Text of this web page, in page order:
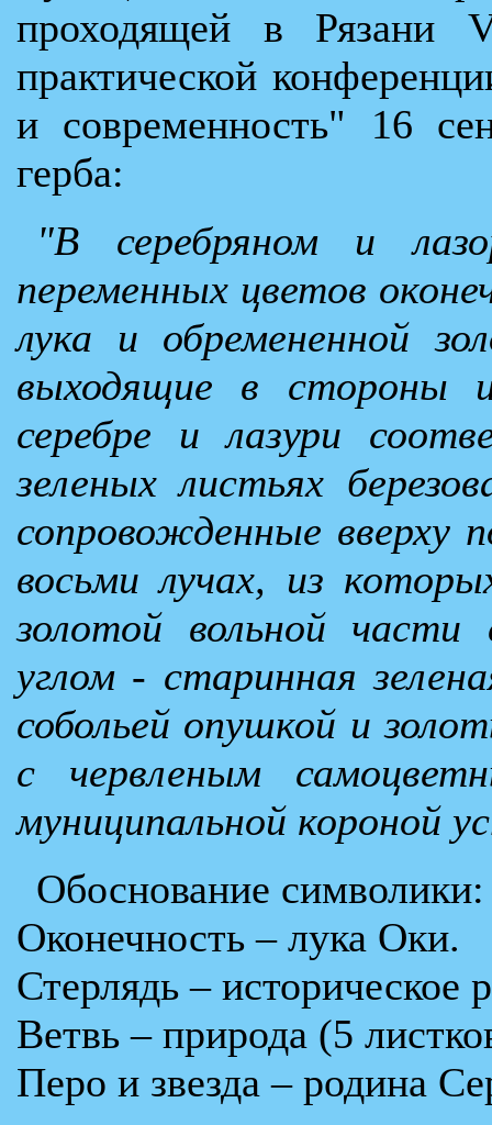
проходящей в Рязани
практической
и современность" 16
герба:
"В серебряном и
переменных цветов
лука и обремененной
выходящие в стороны
серебре и лазури
зеленых листьях
сопровожденные вверху
восьми лучах, из
золотой вольной части
углом - старинная
собольей опушкой и
с червленым
муниципальной короной
Обоснование символики:
Оконечность – лука Оки.
Стерлядь – историческое
Ветвь – природа (5
Перо и звезда – родина